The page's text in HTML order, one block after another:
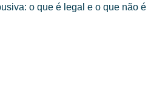
o que é legal e o que não é